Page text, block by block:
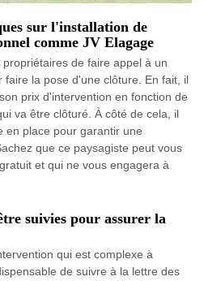
sur l'installation de
comme JV Elagage
de faire appel à un
faire la pose d'une clôture. En fait, il
prix d'intervention en fonction de
va être clôturé. À côté de cela, il
en place pour garantir une
que ce paysagiste peut vous
et qui ne vous engagera à
suivies pour assurer la
qui est complexe à
de suivre à la lettre des